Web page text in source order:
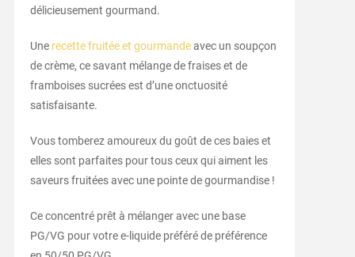
délicieusement gourmand.
Une recette fruitée et gourmandeavec un soupçon
de crème, ce savant mélange de fraises et de
framboises sucrées est d’une onctuosité
satisfaisante.
Vous tomberez amoureux du goût de ces baies et
elles sont parfaites pour tous ceux qui aiment les
saveurs fruitées avec une pointe de gourmandise !
Ce concentré prêt à mélanger avec une base
PG/VG pour votre e-liquide préféré de préférence